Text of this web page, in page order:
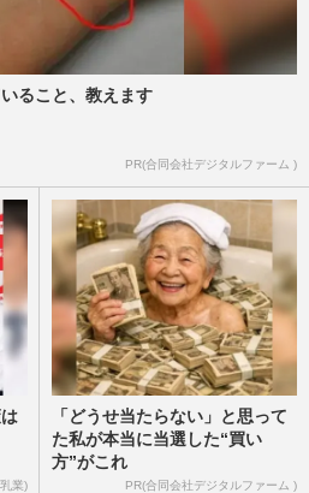
ること、教えます
PR(合同会社デジタルファーム )
業)
「どうせ当たらない」と思って
た私が本当に当選した“買い
方”がこれ
PR(合同会社デジタルファーム )